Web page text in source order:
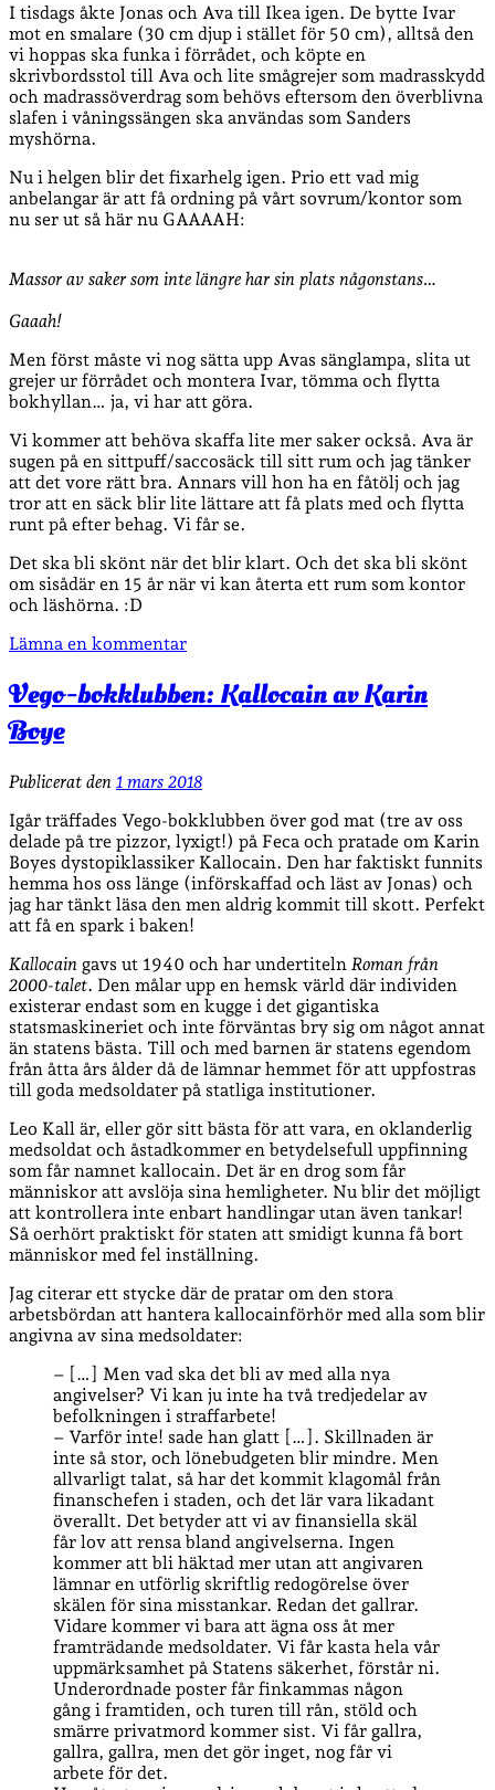
I tisdags åkte Jonas och Ava till Ikea igen. De bytte Ivar
mot en smalare (30 cm djup i stället för 50 cm), alltså den
vi hoppas ska funka i förrådet, och köpte en
skrivbordsstol till Ava och lite smågrejer som madrasskydd
och madrassöverdrag som behövs eftersom den överblivna
slafen i våningssängen ska användas som Sanders
myshörna.
Nu i helgen blir det fixarhelg igen. Prio ett vad mig
anbelangar är att få ordning på vårt sovrum/kontor som
nu ser ut så här nu GAAAAH:
Massor av saker som inte längre har sin plats någonstans…
Gaaah!
Men först måste vi nog sätta upp Avas sänglampa, slita ut
grejer ur förrådet och montera Ivar, tömma och flytta
bokhyllan… ja, vi har att göra.
Vi kommer att behöva skaffa lite mer saker också. Ava är
sugen på en sittpuff/saccosäck till sitt rum och jag tänker
att det vore rätt bra. Annars vill hon ha en fåtölj och jag
tror att en säck blir lite lättare att få plats med och flytta
runt på efter behag. Vi får se.
Det ska bli skönt när det blir klart. Och det ska bli skönt
om sisådär en 15 år när vi kan återta ett rum som kontor
och läshörna. :D
Lämna en kommentar
Vego-bokklubben: Kallocain av Karin
Boye
Publicerat den 1 mars 2018
Igår träffades Vego-bokklubben över god mat (tre av oss
delade på tre pizzor, lyxigt!) på Feca och pratade om Karin
Boyes dystopiklassiker Kallocain. Den har faktiskt funnits
hemma hos oss länge (införskaffad och läst av Jonas) och
jag har tänkt läsa den men aldrig kommit till skott. Perfekt
att få en spark i baken!
Kallocain gavs ut 1940 och har undertiteln Roman från
2000-talet. Den målar upp en hemsk värld där individen
existerar endast som en kugge i det gigantiska
statsmaskineriet och inte förväntas bry sig om något annat
än statens bästa. Till och med barnen är statens egendom
från åtta års ålder då de lämnar hemmet för att uppfostras
till goda medsoldater på statliga institutioner.
Leo Kall är, eller gör sitt bästa för att vara, en oklanderlig
medsoldat och åstadkommer en betydelsefull uppfinning
som får namnet kallocain. Det är en drog som får
människor att avslöja sina hemligheter. Nu blir det möjligt
att kontrollera inte enbart handlingar utan även tankar!
Så oerhört praktiskt för staten att smidigt kunna få bort
människor med fel inställning.
Jag citerar ett stycke där de pratar om den stora
arbetsbördan att hantera kallocainförhör med alla som blir
angivna av sina medsoldater:
– […] Men vad ska det bli av med alla nya
angivelser? Vi kan ju inte ha två tredjedelar av
befolkningen i straffarbete!
– Varför inte! sade han glatt […]. Skillnaden är
inte så stor, och lönebudgeten blir mindre. Men
allvarligt talat, så har det kommit klagomål från
finanschefen i staden, och det lär vara likadant
överallt. Det betyder att vi av finansiella skäl
får lov att rensa bland angivelserna. Ingen
kommer att bli häktad mer utan att angivaren
lämnar en utförlig skriftlig redogörelse över
skälen för sina misstankar. Redan det gallrar.
Vidare kommer vi bara att ägna oss åt mer
framträdande medsoldater. Vi får kasta hela vår
uppmärksamhet på Statens säkerhet, förstår ni.
Underordnade poster får finkammas någon
gång i framtiden, och turen till rån, stöld och
smärre privatmord kommer sist. Vi får gallra,
gallra, gallra, men det gör inget, nog får vi
arbete för det.